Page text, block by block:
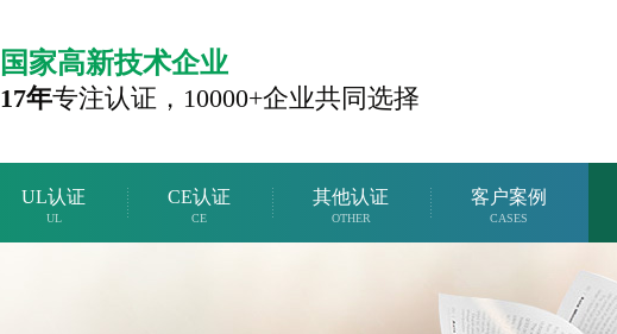
国家高新技术企业
17年专注认证， 10000+企业共同选择
UL认证
UL
CE认证
CE
其他认证
OTHER
客户案例
CASES